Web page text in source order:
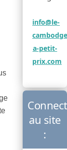
info@le-
a-petit-
prix.com
au site
: